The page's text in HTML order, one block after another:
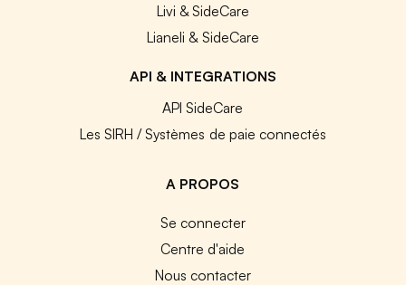
Livi & SideCare
Lianeli & SideCare
API & INTEGRATIONS
API SideCare
Les SIRH / Systèmes de paie connectés
A PROPOS
Se connecter
Centre d'aide
Nous contacter